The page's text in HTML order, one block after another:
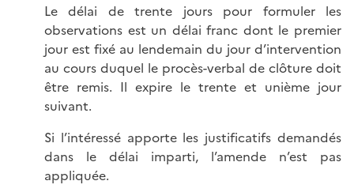
Le délai de trente jours pour formuler les
observations est un délai franc dont le premier
jour est fixé au lendemain du jour d’intervention
au cours duquel le procès-verbal de clôture doit
être remis. Il expire le trente et unième jour
suivant.
Si l’intéressé apporte les justificatifs demandés
dans le délai imparti, l’amende n’est pas
appliquée.